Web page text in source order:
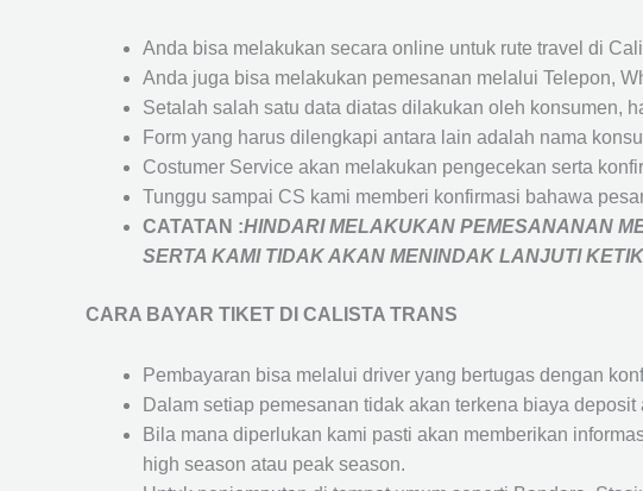
Anda bisa melakukan secara online untuk rute travel di
Anda juga bisa melakukan pemesanan melalui Telepon,
Setalah salah satu data diatas dilakukan oleh konsumen,
Form yang harus dilengkapi antara lain adalah nama
Costumer Service akan melakukan pengecekan serta
Tunggu sampai CS kami memberi konfirmasi bahawa
CATATAN :HINDARI MELAKUKAN PEMESANANAN
SERTA KAMI TIDAK AKAN MENINDAK LANJUTI
CARA BAYAR TIKET DI CALISTA TRANS
Pembayaran bisa melalui driver yang bertugas dengan
Dalam setiap pemesanan tidak akan terkena biaya
Bila mana diperlukan kami pasti akan memberikan
high season atau peak season.